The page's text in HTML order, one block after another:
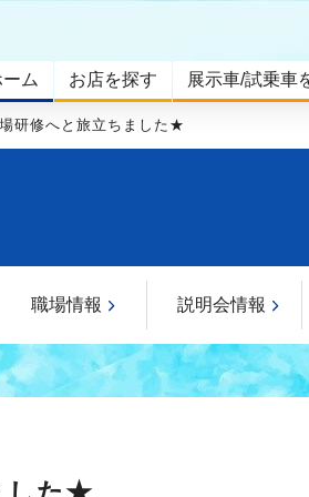
ーム お店を探す 展示車/試乗車
研修へと旅立ちました★
職場情報 説明会情報